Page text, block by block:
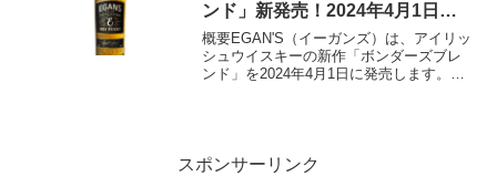
ンド」新発売！2024年4月1日か
ら
概要EGAN'S（イーガンズ）は、アイリッ
シュウイスキーの新作「ボンダーズブレ
ンド」を2024年4月1日に発売します。こ
スポンサーリンク